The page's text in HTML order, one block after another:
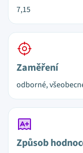
7,15
Zaměření
odborné,
Způsob